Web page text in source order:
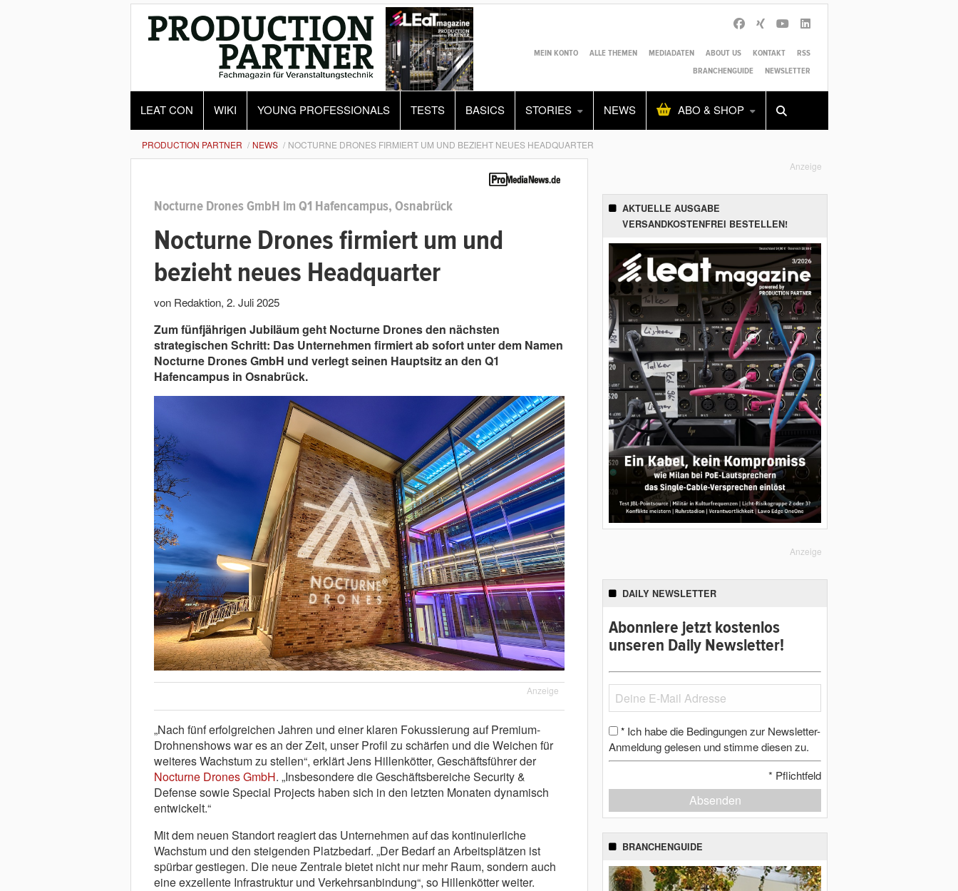
MEIN KONTO ALLE THEMEN MEDIADATEN ABOUT US KONTAKT
RSS
BRANCHENGUIDE
NEWSLETTER
LEAT CON WIKI YOUNG PROFESSIONALS TESTS BASICS STORIES NEWS ABO & SHOP
Alles Shop SUCHEN
PRODUCTION PARTNER NEWS NOCTURNE DRONES FIRMIERT UM UND BEZIEHT NEUES HEADQUARTER
Nocturne Drones GmbH im Q1 Hafencampus, Osnabrück
Nocturne Drones firmiert um und
bezieht neues Headquarter
von Redaktion, 2. Juli 2025
Zum fünfjährigen Jubiläum geht Nocturne Drones den nächsten
strategischen Schritt: Das Unternehmen firmiert ab sofort unter dem Namen
Nocturne Drones GmbH und verlegt seinen Hauptsitz an den Q1
Hafencampus in Osnabrück.
Anzeige
„Nach fünf erfolgreichen Jahren und einer klaren Fokussierung auf Premium-
Drohnenshows war es an der Zeit, unser Profil zu schärfen und die Weichen für
weiteres Wachstum zu stellen“, erklärt Jens Hillenkötter, Geschäftsführer der
Nocturne Drones GmbH. „Insbesondere die Geschäftsbereiche Security &
Defense sowie Special Projects haben sich in den letzten Monaten dynamisch
entwickelt.“
Mit dem neuen Standort reagiert das Unternehmen auf das kontinuierliche
Wachstum und den steigenden Platzbedarf. „Der Bedarf an Arbeitsplätzen ist
spürbar gestiegen. Die neue Zentrale bietet nicht nur mehr Raum, sondern auch
eine exzellente Infrastruktur und Verkehrsanbindung“, so Hillenkötter weiter.
Anzeige
AKTUELLE AUSGABE
VERSANDKOSTENFREI BESTELLEN!
Anzeige
DAILY NEWSLETTER
Abonniere jetzt kostenlos
unseren Daily Newsletter!
* Ich habe die Bedingungen zur Newsletter-
Anmeldung gelesen und stimme diesen zu.
* Pflichtfeld
Absenden
BRANCHENGUIDE